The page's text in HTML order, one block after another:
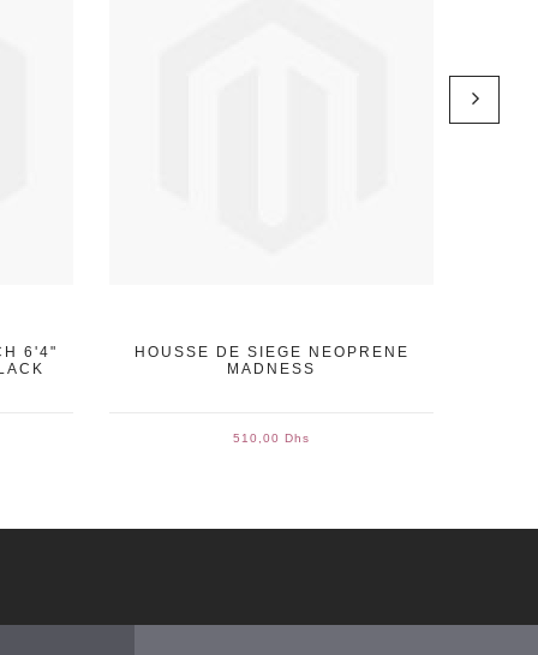
6'4"
HOUSSE DE SIEGE NEOPRENE
MADNESS
510,00 Dhs